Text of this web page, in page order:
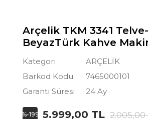
Arçelik TKM 3341
BeyazTürk Kahve
Kategori
ARÇELİK
Barkod Kodu
7465000101
Garanti Süresi
24 Ay
%-199 5.999,00 TL 2.005,00